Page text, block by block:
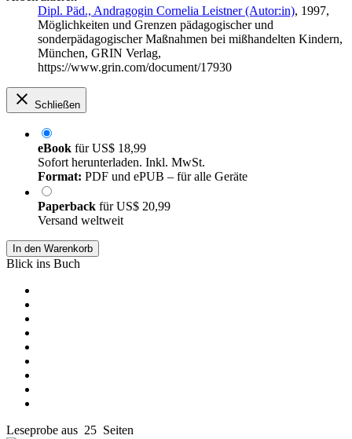
Dipl. Päd., Andragogin Cornelia Leistner (Autor:in), 1997,
Möglichkeiten und Grenzen pädagogischer und
sonderpädagogischer Maßnahmen bei mißhandelten Kindern,
München, GRIN Verlag,
https://www.grin.com/document/17930
Schließen
eBook fürUS$ 18,99
Sofort herunterladen. Inkl. MwSt.
Format: PDF und ePUB – für alle Geräte
Paperback fürUS$ 20,99
Versand weltweit
In den Warenkorb
Blick ins Buch
Leseprobe aus 25 Seiten